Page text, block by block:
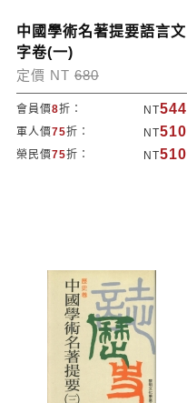
中國學術名著提要語言文
字卷(一)
定價 NT 680
會員價8折： NT544
軍人價75折： NT510
榮民價75折： NT510